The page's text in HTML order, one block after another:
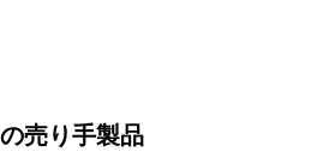
売り手製品